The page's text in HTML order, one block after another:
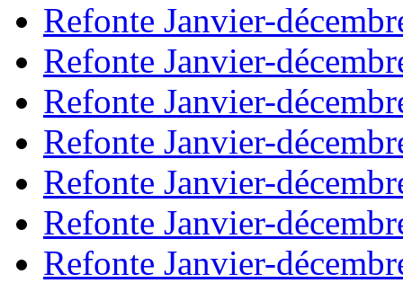
Refonte Janvier-
Refonte Janvier-
Refonte Janvier-
Refonte Janvier-
Refonte Janvier-
Refonte Janvier-
Refonte Janvier-